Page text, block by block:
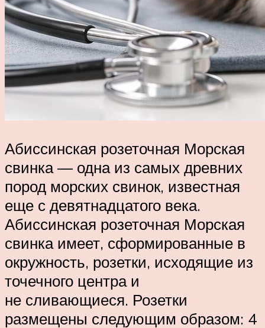
Абиссинская розеточная Морская
свинка — одна из самых древних
пород морских свинок, известная
еще с девятнадцатого века.
Абиссинская розеточная Морская
свинка имеет, сформированные в
окружность, розетки, исходящие из
точечного центра и
не сливающиеся. Розетки
размещены следующим образом: 4